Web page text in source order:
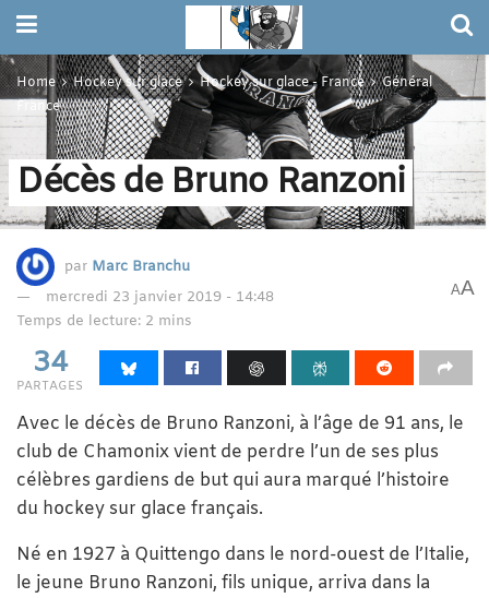
Home Hockey sur glace Hockey sur glace - France
Général
France
Décès de Bruno Ranzoni
par Marc Branchu
mercredi 23 janvier 2019 - 14:48
Temps de lecture: 2 mins
AA
34
PARTAGES
Avec le décès de Bruno Ranzoni, à l’âge de 91 ans, le
club de Chamonix vient de perdre l’un de ses plus
célèbres gardiens de but qui aura marqué l’histoire
du hockey sur glace français.
Né en 1927 à Quittengo dans le nord-ouest de l’Italie,
le jeune Bruno Ranzoni, fils unique, arriva dans la